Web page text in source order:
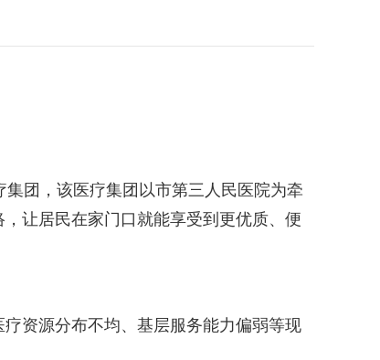
团，该医疗集团以市第三人民医院为牵
让居民在家门口就能享受到更优质、便
资源分布不均、基层服务能力偏弱等现